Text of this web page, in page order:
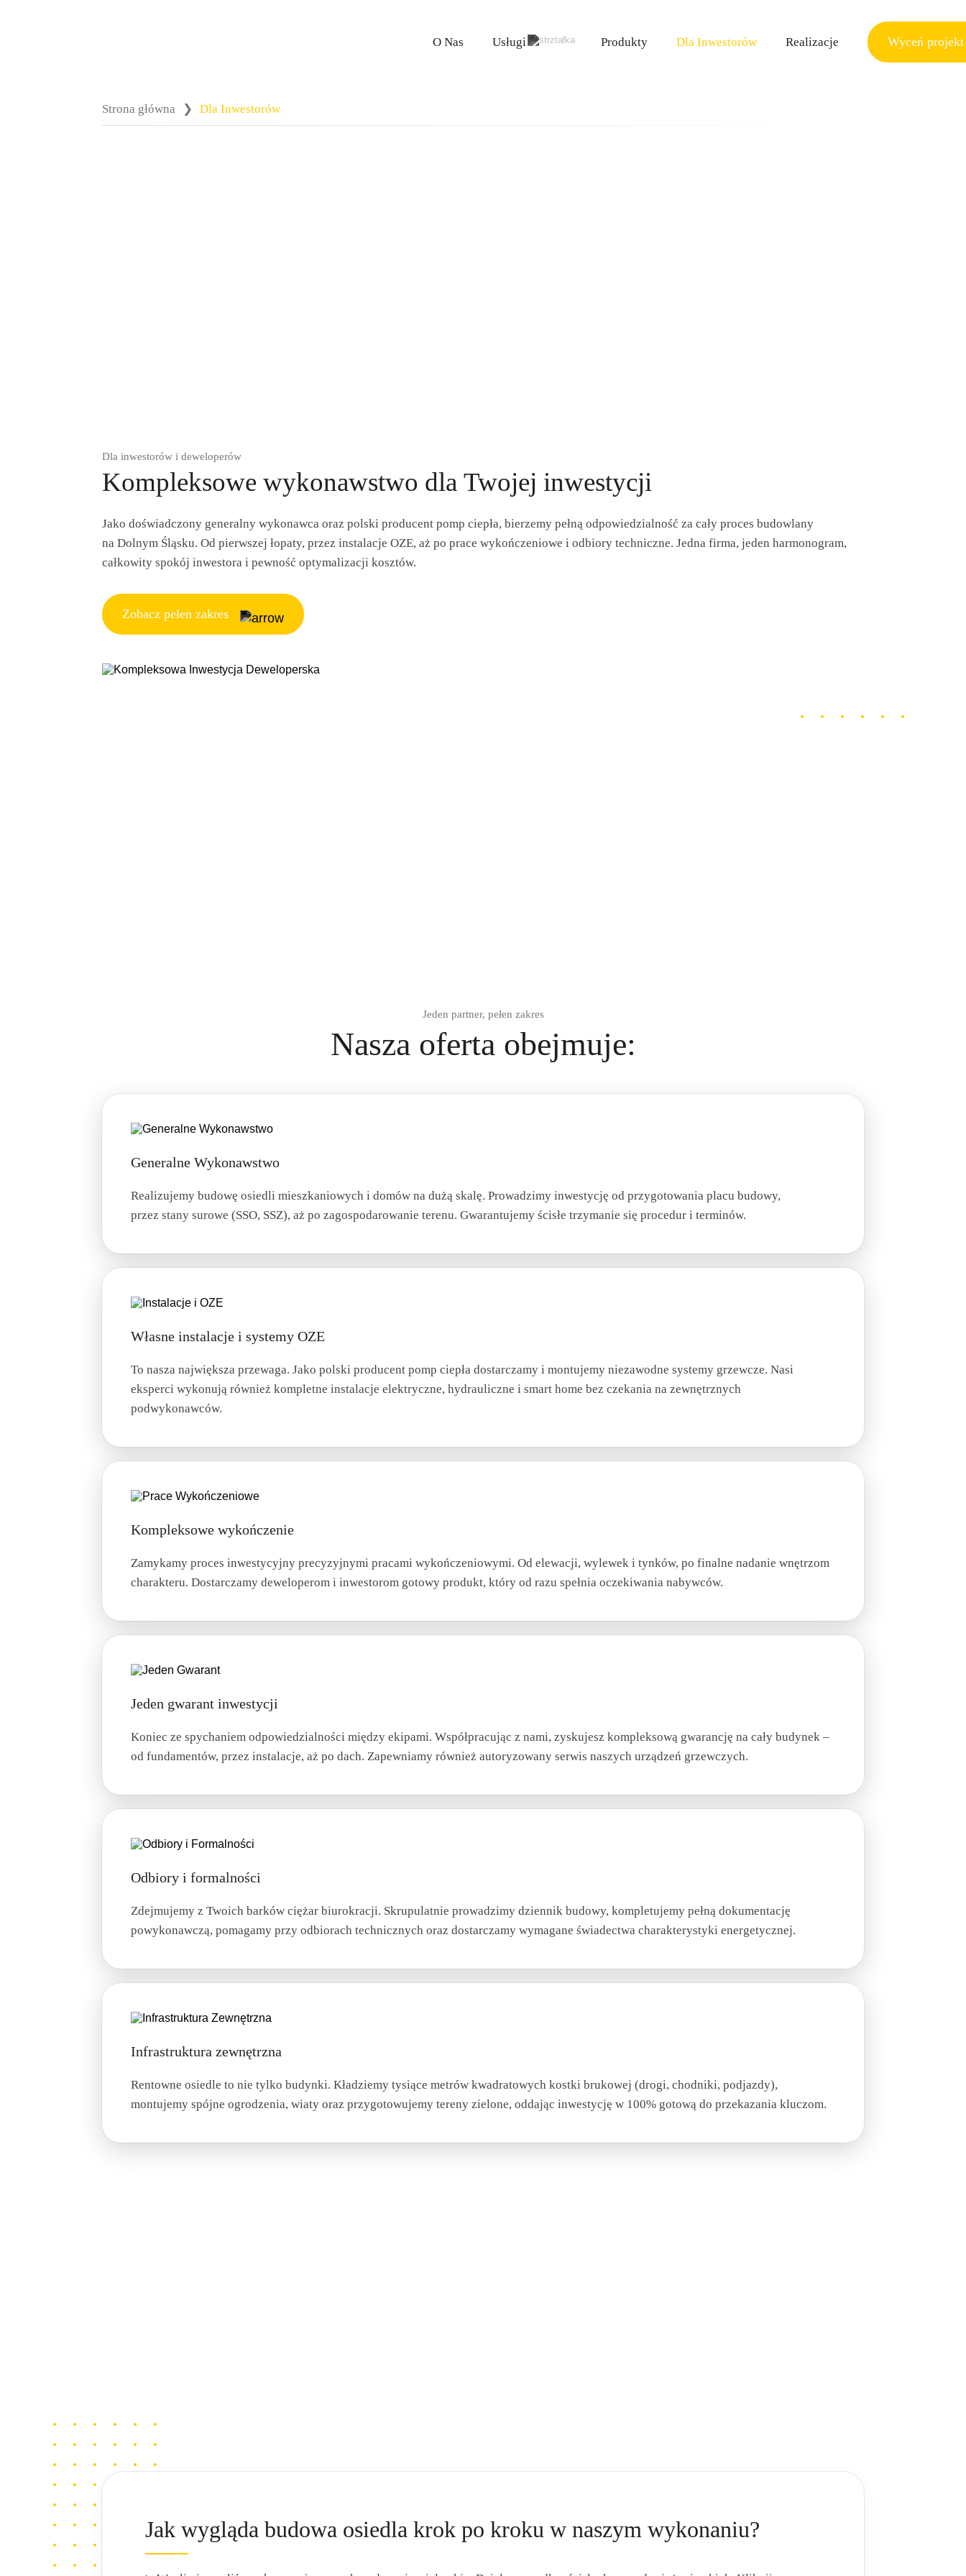
O Nas Usługi Produkty Dla Inwestorów Realizacje Wyceń projekt
Strona główna ❯ Dla Inwestorów
Dla inwestorów i deweloperów
Kompleksowe wykonawstwo dlaTwojej inwestycji
Jako doświadczony generalny wykonawca oraz polski producent pomp ciepła, bierzemy pełną odpowiedzialność za cały proces budowlany
na Dolnym Śląsku. Od pierwszej łopaty, przez instalacje OZE, aż po prace wykończeniowe i odbiory techniczne. Jedna firma, jeden harmonogram,
całkowity spokój inwestora i pewność optymalizacji kosztów.
Zobacz pełen zakres
Jeden partner, pełen zakres
Nasza oferta obejmuje:
Generalne Wykonawstwo
Realizujemy budowę osiedli mieszkaniowych i domów na dużą skalę. Prowadzimy inwestycję od przygotowania placu budowy,
przez stany surowe (SSO, SSZ), aż po zagospodarowanie terenu. Gwarantujemy ścisłe trzymanie się procedur i terminów.
Własne instalacje i systemy OZE
To nasza największa przewaga. Jako polski producent pomp ciepła dostarczamy i montujemy niezawodne systemy grzewcze. Nasi
eksperci wykonują również kompletne instalacje elektryczne, hydrauliczne i smart home bez czekania na zewnętrznych
podwykonawców.
Kompleksowe wykończenie
Zamykamy proces inwestycyjny precyzyjnymi pracami wykończeniowymi. Od elewacji, wylewek i tynków, po finalne nadanie wnętrzom
charakteru. Dostarczamy deweloperom i inwestorom gotowy produkt, który od razu spełnia oczekiwania nabywców.
Jeden gwarant inwestycji
Koniec ze spychaniem odpowiedzialności między ekipami. Współpracując z nami, zyskujesz kompleksową gwarancję na cały budynek –
od fundamentów, przez instalacje, aż po dach. Zapewniamy również autoryzowany serwis naszych urządzeń grzewczych.
Odbiory i formalności
Zdejmujemy z Twoich barków ciężar biurokracji. Skrupulatnie prowadzimy dziennik budowy, kompletujemy pełną dokumentację
powykonawczą, pomagamy przy odbiorach technicznych oraz dostarczamy wymagane świadectwa charakterystyki energetycznej.
Infrastruktura zewnętrzna
Rentowne osiedle to nie tylko budynki. Kładziemy tysiące metrów kwadratowych kostki brukowej (drogi, chodniki, podjazdy),
montujemy spójne ogrodzenia, wiaty oraz przygotowujemy tereny zielone, oddając inwestycję w 100% gotową do przekazania kluczom.
Jak wygląda budowa osiedla krok po kroku w naszym wykonaniu?